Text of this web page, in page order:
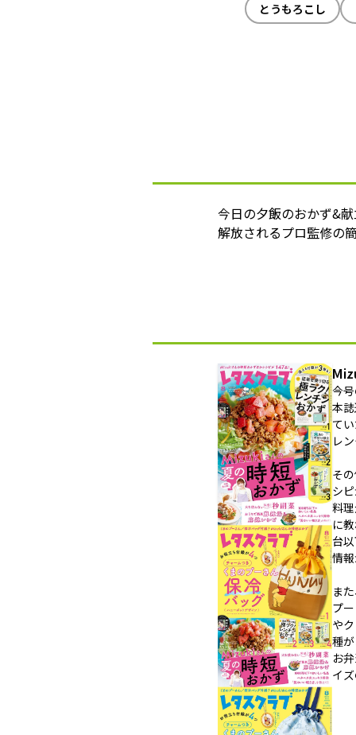
とうもろこし
今日の夕飯のおかず&
解放されるプロ監修の
今
本
て
レ
そ
シ
料
に
台
情
ま
プ
や
種
お
イ